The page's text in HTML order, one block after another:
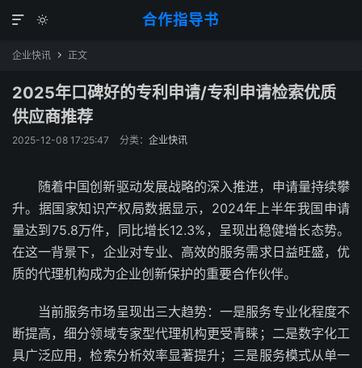
合作指导书


企业快讯  正文
2025年口碑好的专利申请/专利申请检索优质
供应商推荐
2025-12-08 17:25:47 分类： 企业快讯
随着中国创新驱动发展战略的深入推进，申请量持续攀
升。据国家知识产权局数据显示，2024年上半年我国申请
量达到75.8万件，同比增长12.3%，呈现出稳健增长态势。
在这一背景下，企业对专业、高效的服务需求日益旺盛，优
质的代理机构成为企业创新保护的重要合作伙伴。
当前服务市场呈现出三大趋势：一是服务专业化程度不
断提高，细分领域专家型代理机构更受青睐；二是数字化工
具广泛应用，检索分析效率显著提升；三是服务模式从单一